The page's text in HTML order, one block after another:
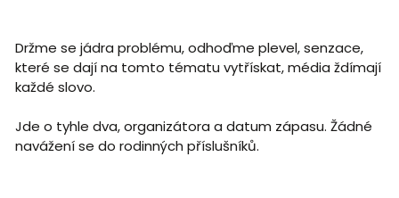
Držme se jádra problému, odhoďme plevel, senzace,
které se dají na tomto tématu vytřískat, média ždímají
každé slovo.
Jde o tyhle dva, organizátora a datum zápasu. Žádné
navážení se do rodinných příslušníků.